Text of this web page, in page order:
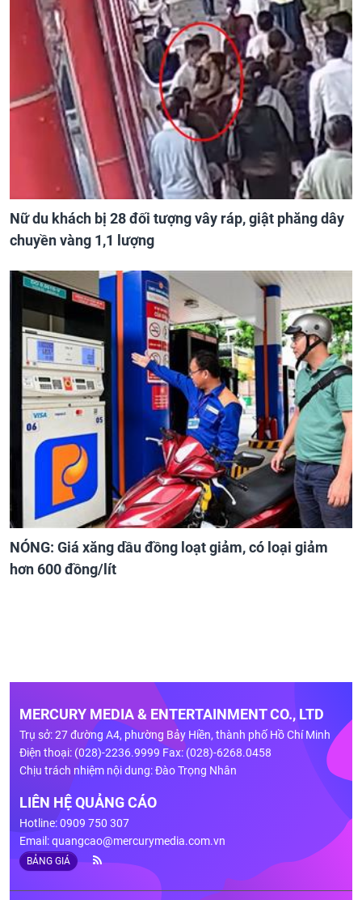
Nữ du khách bị 28 đối tượng vây ráp, giật phăng dây
chuyền vàng 1,1 lượng
NÓNG: Giá xăng dầu đồng loạt giảm, có loại giảm
hơn 600 đồng/lít
MERCURY MEDIA & ENTERTAINMENT CO., LTD
Trụ sở: 27 đường A4, phường Bảy Hiền, thành phố Hồ Chí Minh
Điện thoại: (028)-2236.9999 Fax: (028)-6268.0458
Chịu trách nhiệm nội dung: Đào Trọng Nhân
LIÊN HỆ QUẢNG CÁO
Hotline: 0909 750 307
Email:quangcao@mercurymedia.com.vn
BẢNG GIÁ